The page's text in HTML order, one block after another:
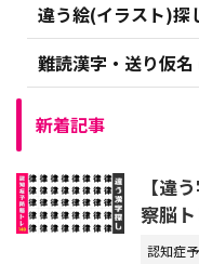
違う絵(イラスト)探
難読漢字・送り仮
新着記事
【違
察脳
認知症